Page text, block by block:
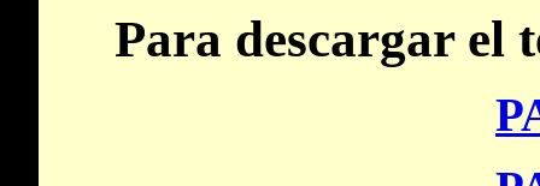
Para descargar el